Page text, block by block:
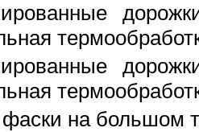
на большом